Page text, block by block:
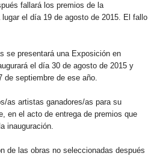
fallará los premios de la
el día 19 de agosto de 2015. El fallo
se presentará una Exposición en
el día 30 de agosto de 2015 y
de septiembre de ese año.
as artistas ganadores/as para su
en el acto de entrega de premios que
inauguración.
de las obras no seleccionadas después